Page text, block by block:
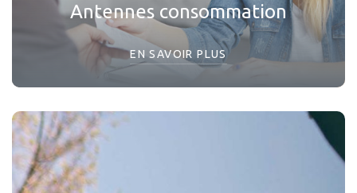
Antennes consommation
EN SAVOIR PLUS